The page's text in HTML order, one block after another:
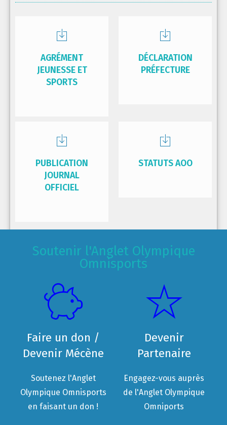
AGRÉMENT
JEUNESSE ET
SPORTS
DÉCLARATION
PRÉFECTURE
PUBLICATION
JOURNAL
OFFICIEL
STATUTS AOO
Soutenir l'Anglet Olympique
Omnisports
Faire un don /
Devenir Mécène
Soutenez l'Anglet
Olympique Omnisports
en faisant un don !
Devenir
Partenaire
Engagez-vous auprès
de l'Anglet Olympique
Omniports